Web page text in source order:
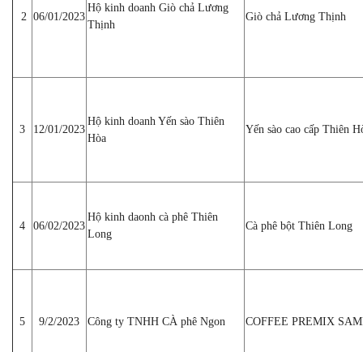
2 06/01/2023
Hộ kinh doanh Giò chả Lương
Thịnh
Giò chả Lương Thịnh
3 12/01/2023
Hộ kinh doanh Yến sào Thiên
Hòa
Yến sào cao cấp Thiên
4 06/02/2023
Hộ kinh daonh cà phê Thiên
Long
Cà phê bột Thiên Long
5 9/2/2023 Công ty TNHH CÀ phê Ngon COFFEE PREMIX